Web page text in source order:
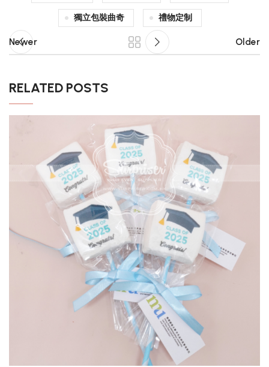
獨立包裝曲奇 禮物定制
Newer Older
RELATED POSTS